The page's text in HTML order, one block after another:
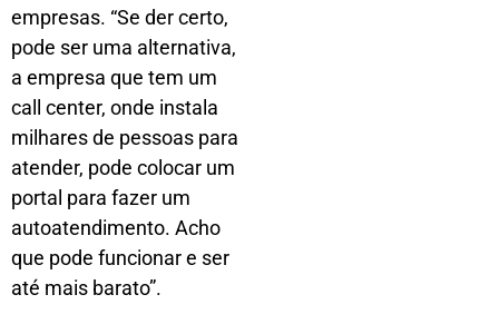
empresas. “Se der certo,
pode ser uma alternativa,
a empresa que tem um
call center, onde instala
milhares de pessoas para
atender, pode colocar um
portal para fazer um
autoatendimento. Acho
que pode funcionar e ser
até mais barato”.